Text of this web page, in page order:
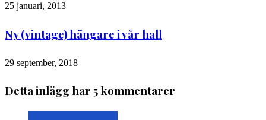
25 januari, 2013
Ny (vintage) hängare i vår hall
29 september, 2018
Detta inlägg har 5 kommentarer